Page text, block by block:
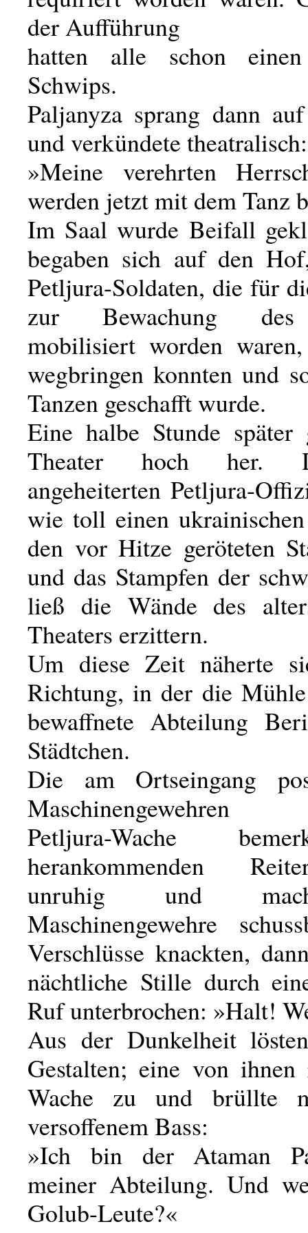
der Aufführung
hatten alle schon einen
Schwips.
Paljanyza sprang dann
und verkündete theatralisch:
»Meine verehrten
werden jetzt mit dem Tanz
Im Saal wurde Beifall
begaben sich auf den
Petljura-Soldaten, die für
zur Bewachung des
mobilisiert worden
wegbringen konnten und
Tanzen geschafft wurde.
Eine halbe Stunde
Theater hoch her.
angeheiterten Petljura-
wie toll einen
den vor Hitze geröteten
und das Stampfen der
ließ die Wände des
Theaters erzittern.
Um diese Zeit näherte
Richtung, in der die
bewaffnete Abteilung
Städtchen.
Die am Ortseingang
Maschinengewehren
Petljura-Wache
herankommenden
unruhig und
Maschinengewehre
Verschlüsse knackten,
nächtliche Stille durch
Ruf unterbrochen: »Halt!
Aus der Dunkelheit
Gestalten; eine von
Wache zu und brüllte
versoffenem Bass:
»Ich bin der Ataman
meiner Abteilung. Und
Golub-Leute?«